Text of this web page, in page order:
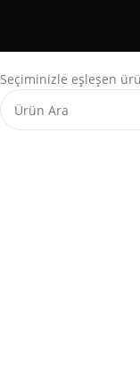
Seçiminizle eşleşen